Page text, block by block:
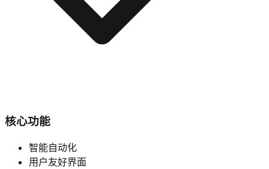
核心功能
智能自动化
用户友好界面